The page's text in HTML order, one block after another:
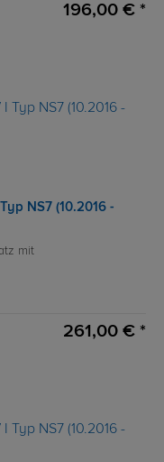
196,00 € *
NS7 (10.2016 -
mit
261,00 € *